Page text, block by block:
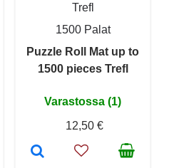
Trefl
1500 Palat
Puzzle Roll Mat up to
1500 pieces Trefl
Varastossa (1)
12,50 €